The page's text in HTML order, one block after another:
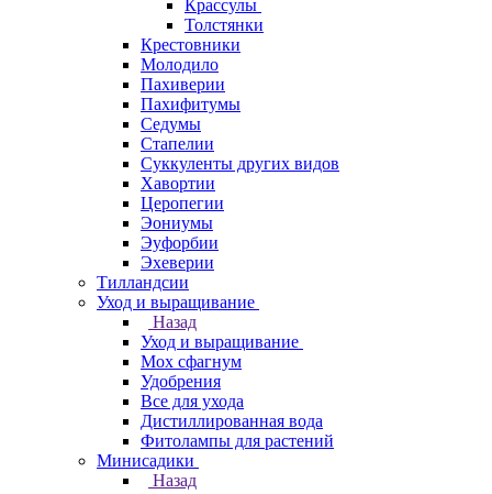
Крассулы
Толстянки
Крестовники
Молодило
Пахиверии
Пахифитумы
Седумы
Стапелии
Суккуленты других видов
Хавортии
Церопегии
Эониумы
Эуфорбии
Эхеверии
Тилландсии
Уход и выращивание
Назад
Уход и выращивание
Мох сфагнум
Удобрения
Все для ухода
Дистиллированная вода
Фитолампы для растений
Минисадики
Назад